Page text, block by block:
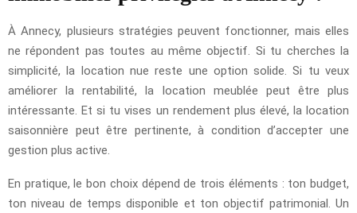
À Annecy, plusieurs stratégies peuvent fonctionner, mais elles
ne répondent pas toutes au même objectif. Si tu cherches la
simplicité, la location nue reste une option solide. Si tu veux
améliorer la rentabilité, la location meublée peut être plus
intéressante. Et si tu vises un rendement plus élevé, la location
saisonnière peut être pertinente, à condition d’accepter une
gestion plus active.
En pratique, le bon choix dépend de trois éléments : ton budget,
ton niveau de temps disponible et ton objectif patrimonial. Un